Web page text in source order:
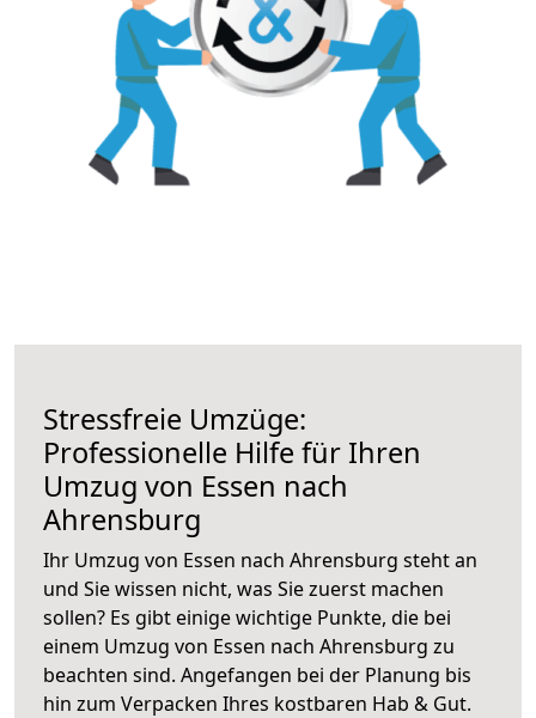
Stressfreie Umzüge:
Professionelle Hilfe für Ihren
Umzug von Essen nach
Ahrensburg
Ihr Umzug von Essen nach Ahrensburg steht an
und Sie wissen nicht, was Sie zuerst machen
sollen? Es gibt einige wichtige Punkte, die bei
einem Umzug von Essen nach Ahrensburg zu
beachten sind. Angefangen bei der Planung bis
hin zum Verpacken Ihres kostbaren Hab & Gut.